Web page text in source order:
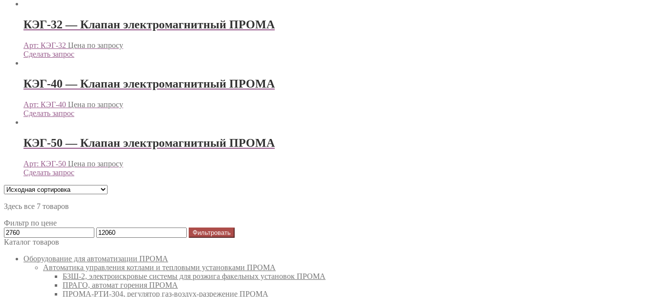
КЭГ-32 — Клапан электромагнитный ПРОМА
Арт: КЭГ-32 Цена по запросу
Сделать запрос
КЭГ-40 — Клапан электромагнитный ПРОМА
Арт: КЭГ-40 Цена по запросу
Сделать запрос
КЭГ-50 — Клапан электромагнитный ПРОМА
Арт: КЭГ-50 Цена по запросу
Сделать запрос
Здесь все 7 товаров
Фильтр по цене
Фильтровать
Каталог товаров
Оборудование для автоматизации ПРОМА
Автоматика управления котлами и тепловыми установками ПРОМА
БЗШ-2, электроискровые системы для розжига факельных установок ПРОМА
ПРАГО, автомат горения ПРОМА
ПРОМА-РТИ-304, регулятор газ-воздух-разрежение ПРОМА